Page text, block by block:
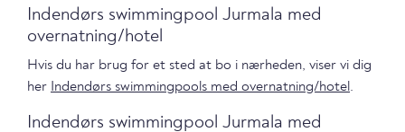
Indendørs swimmingpool Jurmala med
overnatning/hotel
Hvis du har brug for et sted at bo i nærheden, viser vi dig
her Indendørs swimmingpools med overnatning/hotel .
Indendørs swimmingpool Jurmala med